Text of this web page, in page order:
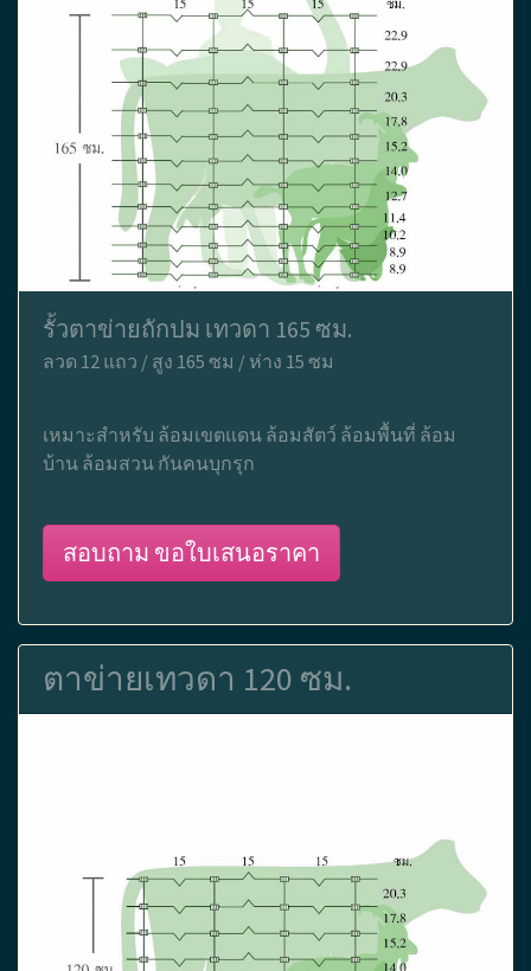
รั้วตาข่ายถักปม เทวดา 165 ซม.
ลวด 12 แถว / สูง 165 ซม / ห่าง 15 ซม
เหมาะสำหรับ ล้อมเขตแดน ล้อมสัตว์ ล้อมพื้นที่ ล้อม
บ้าน ล้อมสวน กันคนบุกรุก
สอบถาม ขอใบเสนอราคา
ตาข่ายเทวดา 120 ซม.